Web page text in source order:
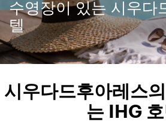
수영장이 있는 시우다
텔
시우다드후아레스
는 IHG 호